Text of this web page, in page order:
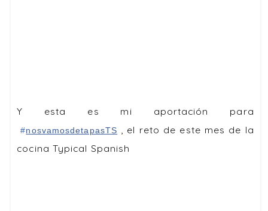
Y esta es mi aportación para
‪#‎nosvamosdetapasTS‬ , el reto de este mes de la
cocina Typical Spanish